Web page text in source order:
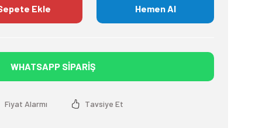
Ekle Hemen Al
WHATSAPP SİPARİŞ
Fiyat Alarmı Tavsiye Et